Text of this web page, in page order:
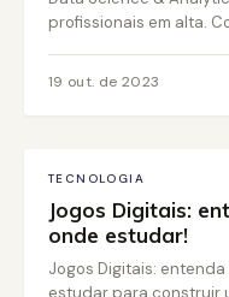
profissionais em alta.
19 out. de 2023
TECNOLOGIA
Jogos Digitais:
onde estudar!
Jogos Digitais:
estudar para construir